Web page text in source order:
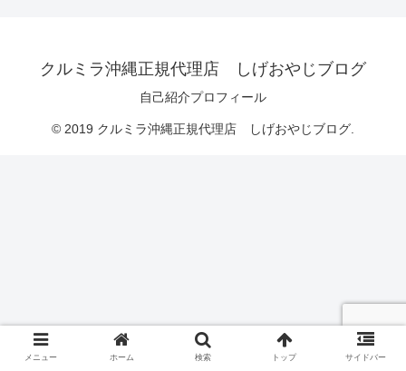
クルミラ沖縄正規代理店 しげおやじブログ
自己紹介プロフィール
© 2019 クルミラ沖縄正規代理店 しげおやじブログ.
メニュー ホーム 検索 トップ サイドバー